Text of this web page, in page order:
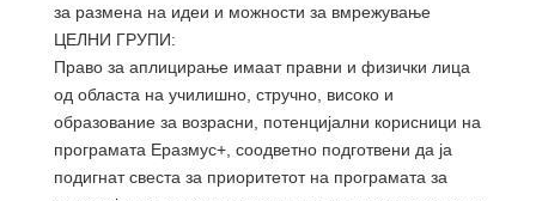
за размена на идеи и можности за вмрежување
ЦЕЛНИ ГРУПИ:
Право за аплицирање имаат правни и физички лица
од областа на училишно, стручно, високо и
образование за возрасни, потенцијални корисници на
програмата Еразмус+, соодветно подготвени да ја
подигнат свеста за приоритетот на програмата за